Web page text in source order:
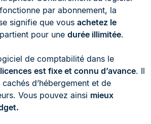
par abonnement, la
signifie que vous achetez le
pour une durée illimitée.
de comptabilité dans le
est fixe et connu d’avance. Il
d’hébergement et de
Vous pouvez ainsi mieux